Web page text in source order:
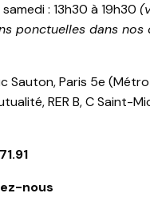
: 13h30 à 19h30
ponctuelles dans nos
Sauton, Paris 5e
RER B, C Saint-
nous